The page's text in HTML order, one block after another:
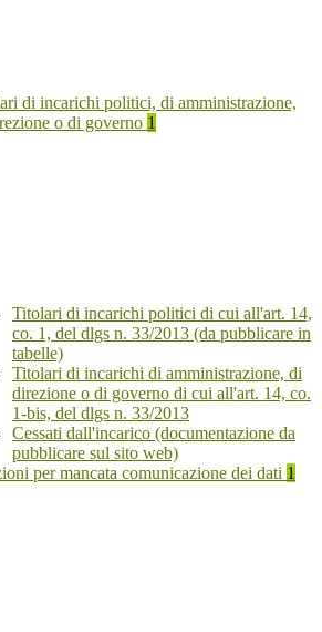
di incarichi politici, di amministrazione,
o di governo 1
Titolari di incarichi politici di cui all'art. 14,
co. 1, del dlgs n. 33/2013 (da pubblicare in
tabelle)
Titolari di incarichi di amministrazione, di
direzione o di governo di cui all'art. 14, co.
1-bis, del dlgs n. 33/2013
Cessati dall'incarico (documentazione da
pubblicare sul sito web)
per mancata comunicazione dei dati 1